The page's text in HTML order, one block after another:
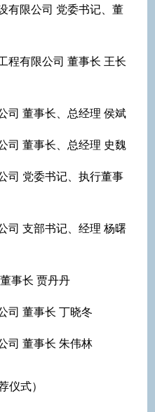
有限公司 党委书记、董
程有限公司 董事长 王长
司 董事长、总经理 侯斌
司 董事长、总经理 史魏
司 党委书记、执行董事
司 支部书记、经理 杨曙
事长 贾丹丹
司 董事长 丁晓冬
司 董事长 朱伟林
仪式）